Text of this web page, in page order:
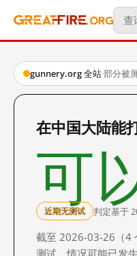
gunnery.org 全站·部分被
在中国大陆
可
近期无测试 判定基于
截至 2026-03-26（4
测试，情况可能已发生